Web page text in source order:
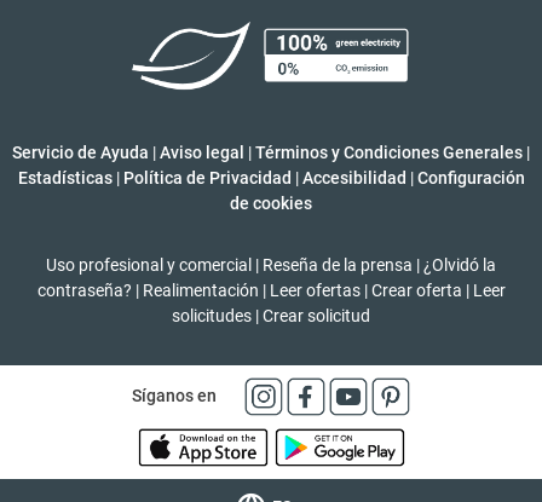
Servicio de Ayuda |Aviso legal |Términos y Condiciones Generales |
Estadísticas | Política de Privacidad | Accesibilidad | Configuración
de cookies
Uso profesional y comercial | Reseña de la prensa | ¿Olvidó la
contraseña? | Realimentación | Leer ofertas | Crear oferta | Leer
solicitudes |Crear solicitud
Síganos en